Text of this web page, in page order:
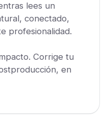
lees un
conectado,
profesionalidad.
Corrige tu
en